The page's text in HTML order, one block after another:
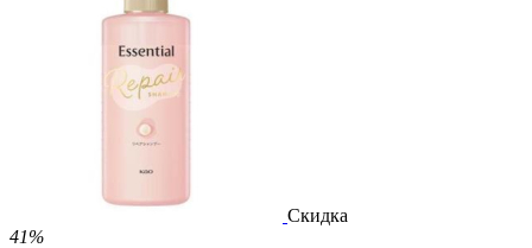
17 баллов
28 баллов
1 578.00 Р
за 1.00 мл
Скидка
41%